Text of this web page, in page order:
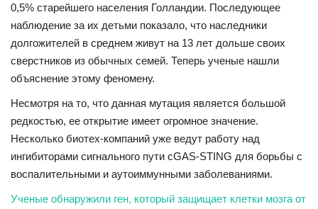
НАГРАДЫ
Интересное
НАУКА
0,5% старейшего населения Голландии. Последующее
наблюдение за их детьми показало, что наследники
долгожителей в среднем живут на 13 лет дольше своих
сверстников из обычных семей. Теперь ученые нашли
объяснение этому феномену.
Несмотря на то, что данная мутация является большой
редкостью, ее открытие имеет огромное значение.
Несколько биотех-компаний уже ведут работу над
ингибиторами сигнального пути cGAS-STING для борьбы с
воспалительными и аутоиммунными заболеваниями.
Ученые обнаружили ген, который защищает клетки мозга от